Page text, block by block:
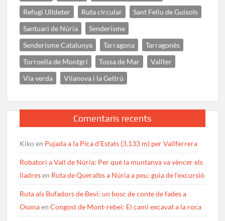
Refugi Ulldeter
Ruta circular
Sant Feliu de Guíxols
Santuari de Núria
Senderisme
Senderisme Catalunya
Tarragona
Tarragonès
Torroella de Montgrí
Tossa de Mar
Vallter
Via verda
Vilanova i la Geltrú
Comentaris recents
Kikoen Pujada a la Pica d’Estats (3.133 m) per Vallferrera
Robatori a Vall de Núria: Per què la muntanya va vèncer els
lladresen Ruta de Queralbs a Núria a peu: guia de l’excursió
Ruta als Bufadors de Beví: un bosc de conte de fades a
OsonaenCongost de Mont-rebei: El camí excavat a la roca